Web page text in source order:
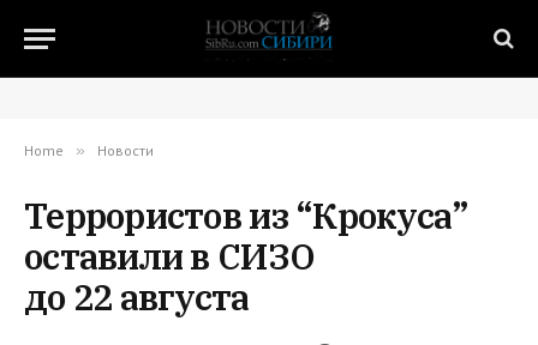
Home » Новости
Террористов из “Крокуса”
оставили в СИЗО
до 22 августа